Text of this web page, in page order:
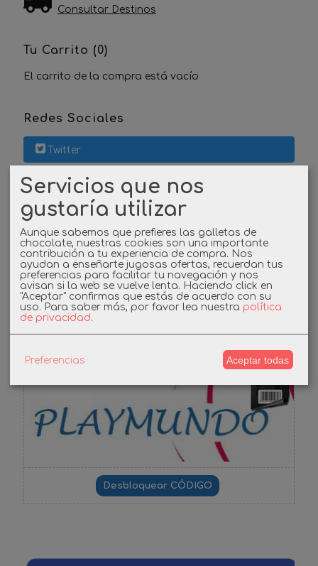
Consultar Destinos
Tu Carrito (0)
El carrito de la compra está vacío
Redes Sociales
Twitter
Linkedin
Instagram
Facebook
Cupones
DESCUENTO BIENVENIDA
Servicios que nos
gustaría utilizar
Aunque sabemos que prefieres las galletas de
chocolate, nuestras cookies son una importante
contribución a tu experiencia de compra. Nos
ayudan a enseñarte jugosas ofertas, recuerdan tus
preferencias para facilitar tu navegación y nos
avisan si la web se vuelve lenta. Haciendo click en
"Aceptar" confirmas que estás de acuerdo con su
uso. Para saber más, por favor lea nuestra política
de privacidad.
Preferencias Aceptar todas